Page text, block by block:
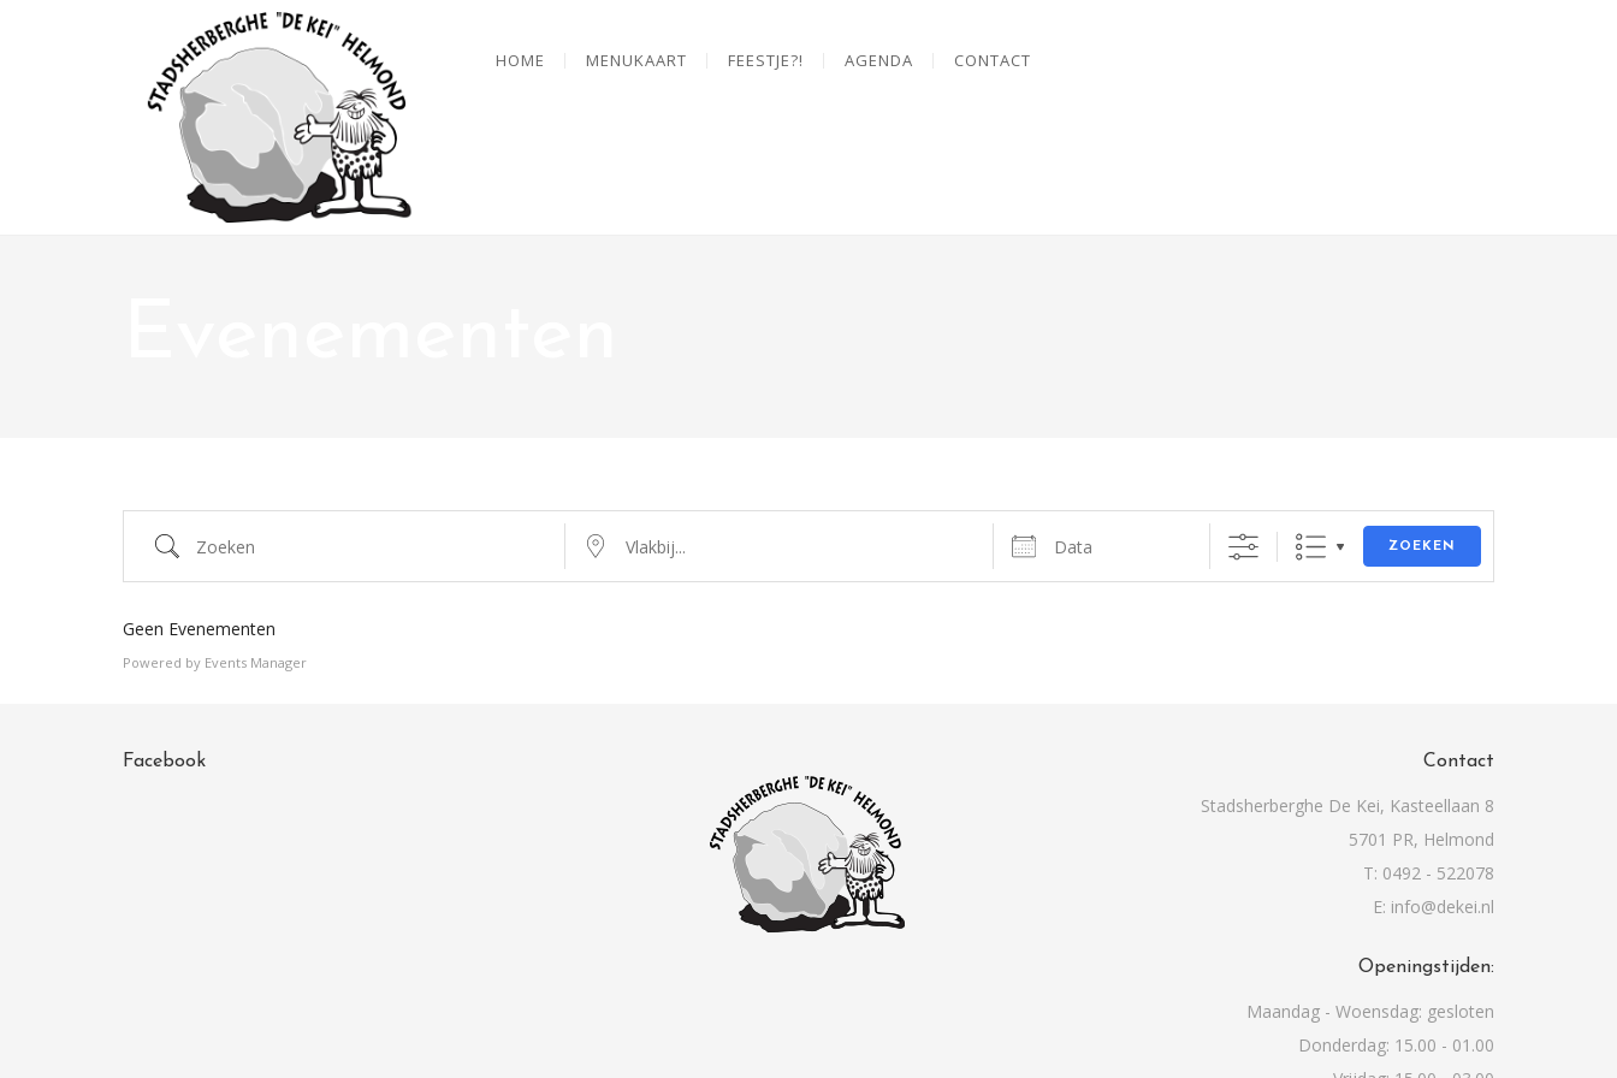
HOME MENUKAART FEESTJE?! AGENDA CONTACT
Zoeken Vlakbij... Data ZOEKEN
Geen Evenementen
Powered by Events Manager
Facebook Contact
Stadsherberghe De Kei, Kasteellaan 8
5701 PR, Helmond
T: 0492 - 522078
E: info@dekei.nl
Openingstijden:
Maandag - Woensdag: gesloten
Donderdag: 15.00 - 01.00